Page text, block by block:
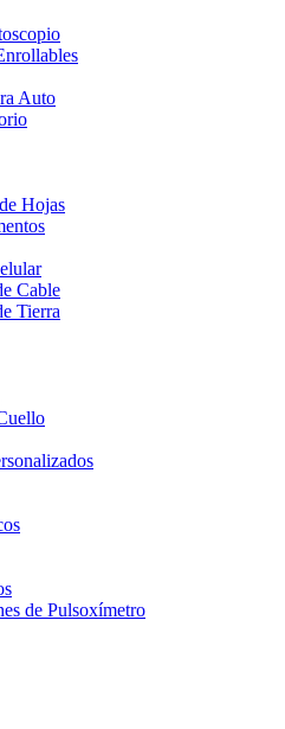
Auto
Hojas
Cable
Tierra
de Pulsoxímetro